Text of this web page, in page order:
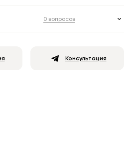
0 вопросов
Консультация